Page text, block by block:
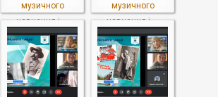
музичного
навчання і ...
музичного
навчання і ...